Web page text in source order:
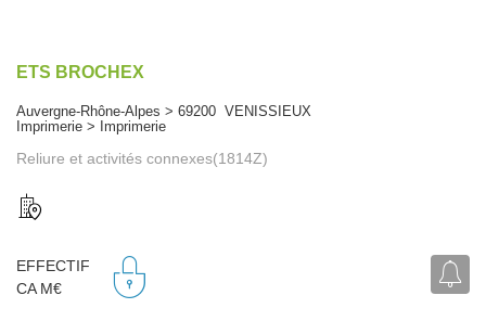
ETS BROCHEX
Auvergne-Rhône-Alpes > 69200 VENISSIEUX
Imprimerie > Imprimerie
Reliure et activités connexes(1814Z)
EFFECTIF
CA M€